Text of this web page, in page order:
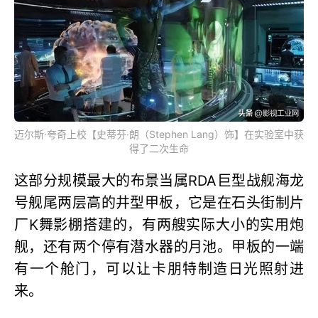
迈尔斯·夸奇上校【史蒂芬·朗（Stephen Lang）饰】在实验室中获
得了二次生命
这部分规模最大的布景当属RDA巨型战舰海龙
号舰尾两层高的井型甲板，它是在石头街制片
厂K舞影棚搭建的，有两艘实际大小的实用炮
舰，还有两个停有潜水器的月池。甲板的一端
有一个舱门，可以让卡朋特制造日光照射进
来。